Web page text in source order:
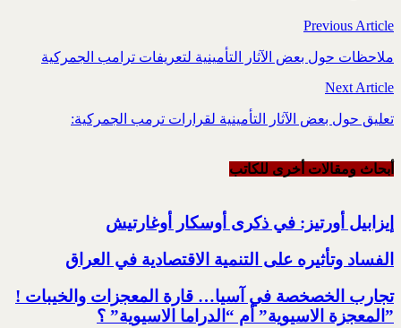
Previous Article
ملاحظات حول بعض الآثار التأمينية لتعريفات ترامب الجمركية
Next Article
تعليق حول بعض الآثار التأمينية لقرارات ترمب الجمركية:
أبحاث ومقالات أخرى للکاتب
إيزابيل أورتيز: في ذكرى ‏أوسكار أوغارتيش
الفساد وتأثيره على التنمية الاقتصادية في العراق
تجارب الخصخصة في آسيا… قارة المعجزات والخيبات !‏
‏”المعجزة الاسيوية” أم “الدراما الاسيوية” ؟‏